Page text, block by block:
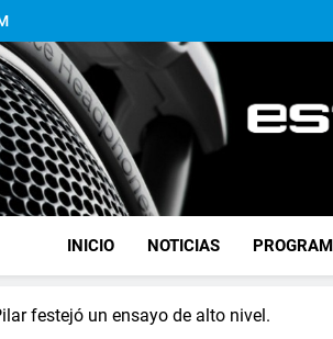
FM
INICIO NOTICIAS
festejó un ensayo de alto nivel.